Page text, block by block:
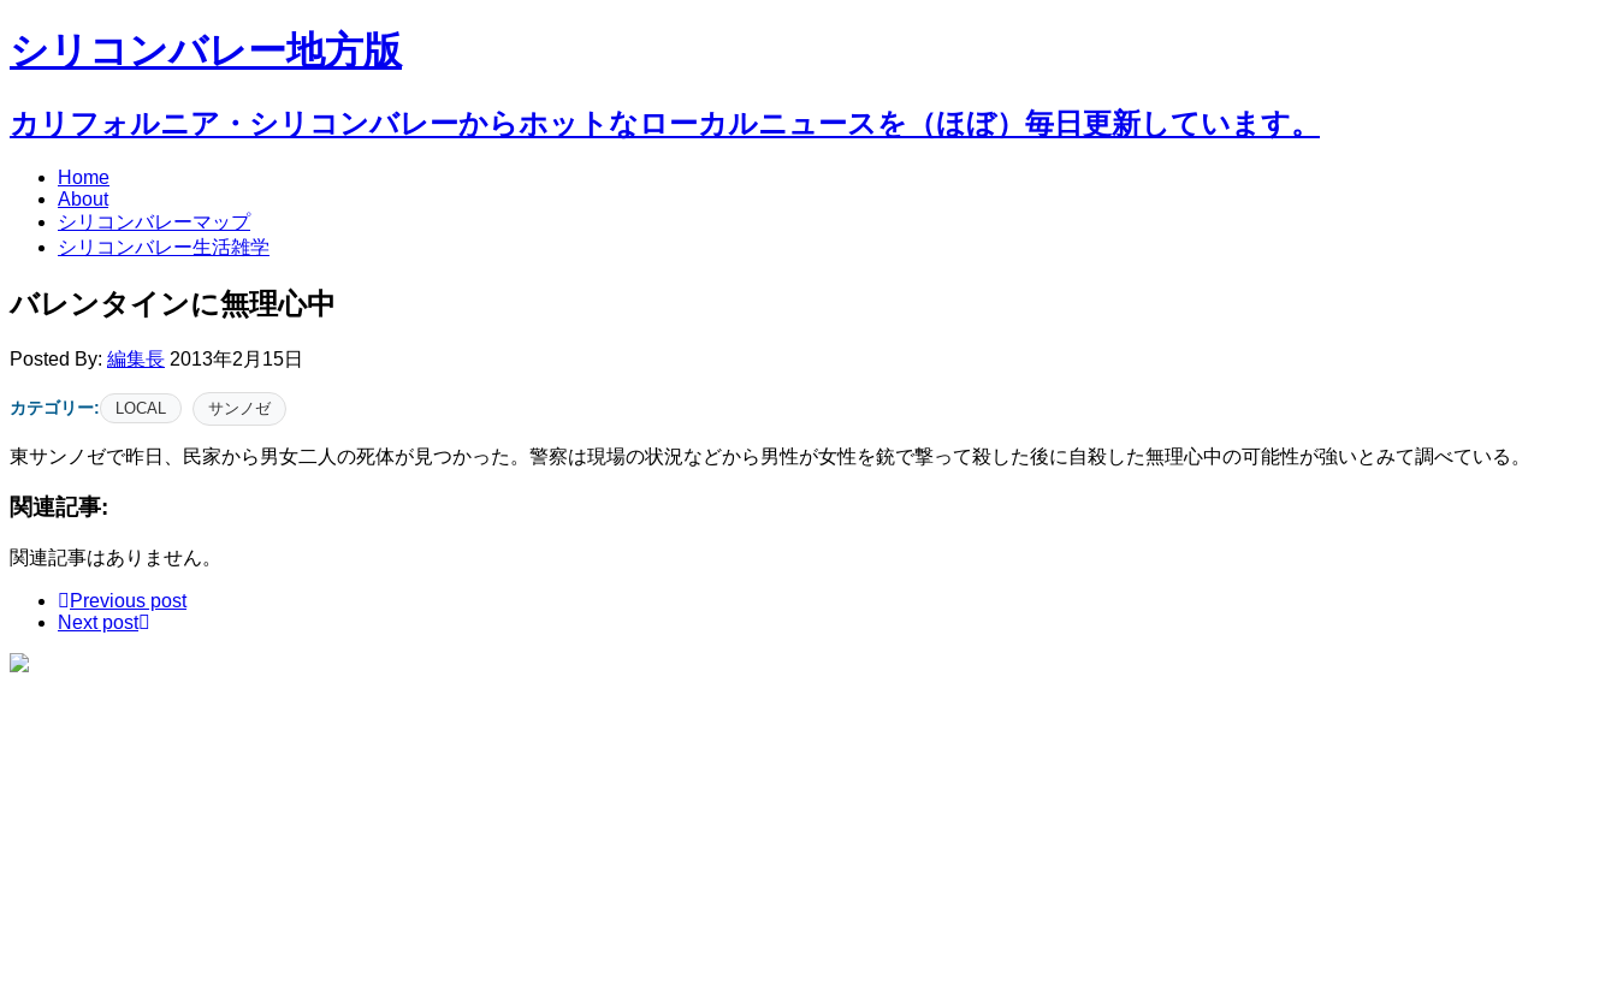
シリコンバレー地方版
カリフォルニア・シリコンバレーからホットなローカルニュースを（ほぼ）毎日更新しています。
Home
About
シリコンバレーマップ
シリコンバレー生活雑学
バレンタインに無理心中
Posted By: 編集長 2013年2月15日
カテゴリー: LOCAL サンノゼ
東サンノゼで昨日、民家から男女二人の死体が見つかった。警察は現場の状況などから男性が女性を銃で撃って殺した後に自殺した無理心中の可能性が強いとみて調べている。
関連記事:
関連記事はありません。
Previous post
Next post